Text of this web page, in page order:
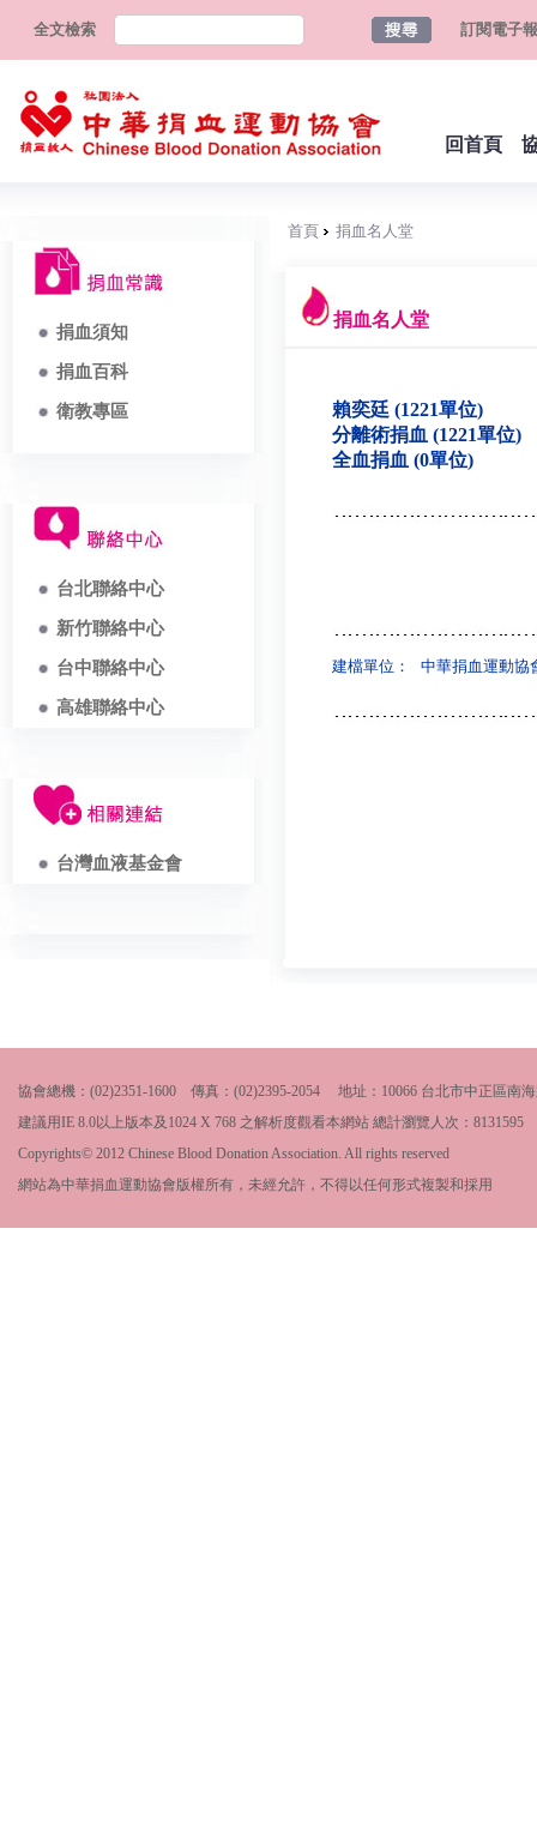
全文檢索 訂閱電子報
回首頁
捐血須知
捐血百科
衛教專區
台北聯絡中心
新竹聯絡中心
台中聯絡中心
高雄聯絡中心
台灣血液基金會
首頁 捐血名人堂
捐血名人堂
賴奕廷 (1221單位)
分離術捐血 (1221單位)
全血捐血 (0單位)
建檔單位： 中華捐血運動協
協會總機：(02)2351-1600 傳真：(02)2395-2054 地址：10066 台北市中正區南
建議用IE 8.0以上版本及1024 X 768 之解析度觀看本網站 總計瀏覽人次： 8131595
Copyrights© 2012 Chinese Blood Donation Association. All rights reserved
網站為中華捐血運動協會版權所有，未經允許，不得以任何形式複製和採用